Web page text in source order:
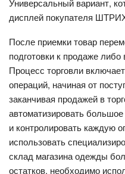
дисплей покупателя
После приемки товар
подготовки к продаже
Процесс торговли
операций, начиная от
заканчивая продажей в
автоматизировать
и контролировать каждую
использовать
склад магазина одежды
остатков, необходимо